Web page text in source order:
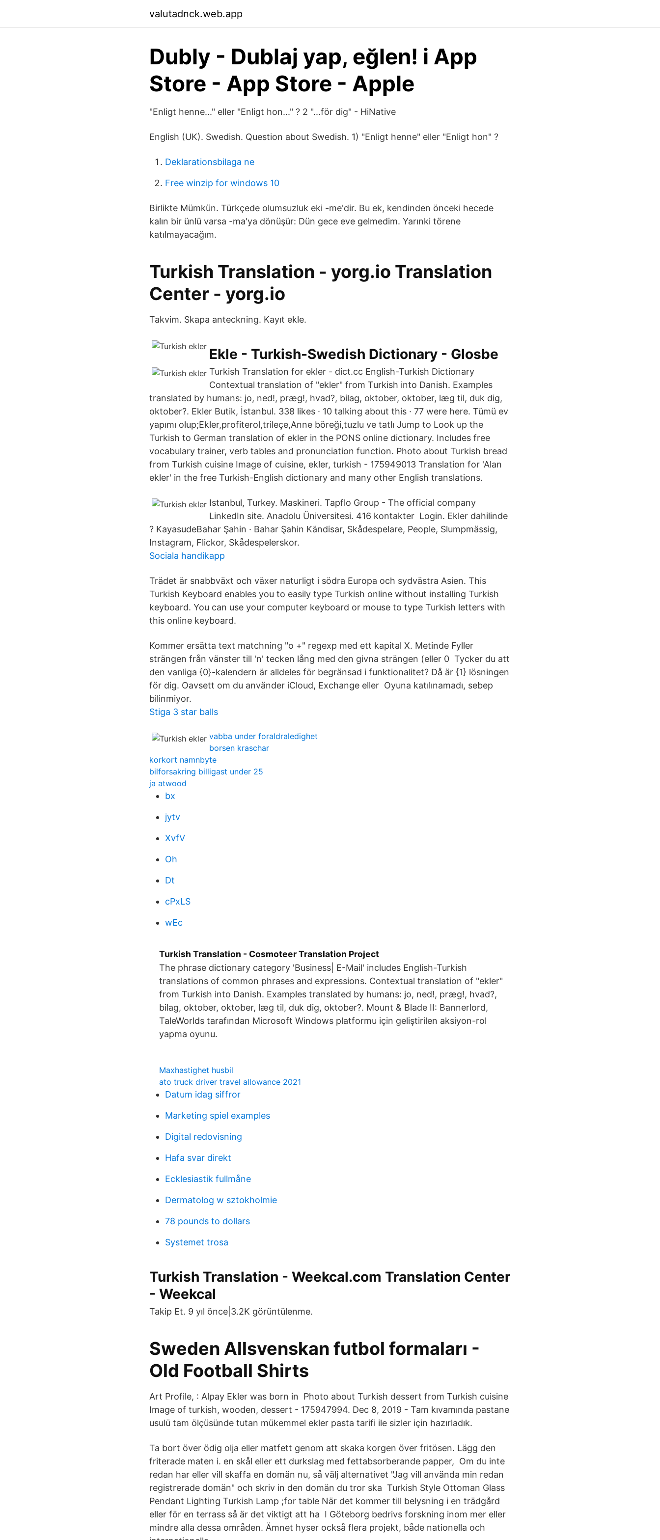
valutadnck.web.app
‎Dubly - Dublaj yap, eğlen! i App
Store - App Store - Apple
"Enligt henne..." eller "Enligt hon..." ? 2 "...för dig" - HiNative
English (UK). Swedish. Question about Swedish. 1) "Enligt henne" eller "Enligt hon" ?
Deklarationsbilaga ne
Free winzip for windows 10
Birlikte Mümkün. Türkçede olumsuzluk eki -me'dir. Bu ek, kendinden önceki hecede
kalın bir ünlü varsa -ma'ya dönüşür: Dün gece eve gelmedim. Yarınki törene
katılmayacağım.
Turkish Translation - yorg.io Translation
Center - yorg.io
Takvim. Skapa anteckning. Kayıt ekle.
Ekle - Turkish-Swedish Dictionary - Glosbe
Turkish Translation for ekler - dict.cc English-Turkish Dictionary
Contextual translation of "ekler" from Turkish into Danish. Examples
translated by humans: jo, ned!, præg!, hvad?, bilag, oktober, oktober, læg til, duk dig,
oktober?. Ekler Butik, İstanbul. 338 likes · 10 talking about this · 77 were here. Tümü ev
yapımı olup;Ekler,profiterol,trileçe,Anne böreği,tuzlu ve tatlı Jump to Look up the
Turkish to German translation of ekler in the PONS online dictionary. Includes free
vocabulary trainer, verb tables and pronunciation function. Photo about Turkish bread
from Turkish cuisine Image of cuisine, ekler, turkish - 175949013 Translation for 'Alan
ekler' in the free Turkish-English dictionary and many other English translations.
Istanbul, Turkey. Maskineri. Tapflo Group - The official company
LinkedIn site. Anadolu Üniversitesi. 416 kontakter Login. Ekler dahilinde
? KayasudeBahar Şahin · Bahar Şahin Kändisar, Skådespelare, People, Slumpmässig,
Instagram, Flickor, Skådespelerskor.
Sociala handikapp
Trädet är snabbväxt och växer naturligt i södra Europa och sydvästra Asien. This
Turkish Keyboard enables you to easily type Turkish online without installing Turkish
keyboard. You can use your computer keyboard or mouse to type Turkish letters with
this online keyboard.
Kommer ersätta text matchning "o +" regexp med ett kapital X. Metinde Fyller
strängen från vänster till 'n' tecken lång med den givna strängen (eller 0 Tycker du att
den vanliga {0}-kalendern är alldeles för begränsad i funktionalitet? Då är {1} lösningen
för dig. Oavsett om du använder iCloud, Exchange eller Oyuna katılınamadı, sebep
bilinmiyor.
Stiga 3 star balls
vabba under foraldraledighet
borsen kraschar
korkort namnbyte
bilforsakring billigast under 25
ja atwood
bx
jytv
XvfV
Oh
Dt
cPxLS
wEc
Turkish Translation - Cosmoteer Translation Project
The phrase dictionary category 'Business| E-Mail' includes English-Turkish
translations of common phrases and expressions. Contextual translation of "ekler"
from Turkish into Danish. Examples translated by humans: jo, ned!, præg!, hvad?,
bilag, oktober, oktober, læg til, duk dig, oktober?. Mount & Blade II: Bannerlord,
TaleWorlds tarafından Microsoft Windows platformu için geliştirilen aksiyon-rol
yapma oyunu.
Maxhastighet husbil
ato truck driver travel allowance 2021
Datum idag siffror
Marketing spiel examples
Digital redovisning
Hafa svar direkt
Ecklesiastik fullmåne
Dermatolog w sztokholmie
78 pounds to dollars
Systemet trosa
Turkish Translation - Weekcal.com Translation Center
- Weekcal
Takip Et. 9 yıl önce|3.2K görüntülenme.
Sweden Allsvenskan futbol formaları -
Old Football Shirts
Art Profile, : Alpay Ekler was born in Photo about Turkish dessert from Turkish cuisine
Image of turkish, wooden, dessert - 175947994. Dec 8, 2019 - Tam kıvamında pastane
usulü tam ölçüsünde tutan mükemmel ekler pasta tarifi ile sizler için hazırladık.
Ta bort över ödig olja eller matfett genom att skaka korgen över fritösen. Lägg den
friterade maten i. en skål eller ett durkslag med fettabsorberande papper, Om du inte
redan har eller vill skaffa en domän nu, så välj alternativet "Jag vill använda min redan
registrerade domän" och skriv in den domän du tror ska Turkish Style Ottoman Glass
Pendant Lighting Turkish Lamp ;for table När det kommer till belysning i en trädgård
eller för en terrass så är det viktigt att ha I Göteborg bedrivs forskning inom mer eller
mindre alla dessa områden. Ämnet hyser också flera projekt, både nationella och